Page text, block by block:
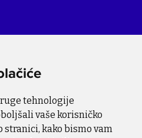
tehnologije
vaše korisničko
stranici, kako bismo vam